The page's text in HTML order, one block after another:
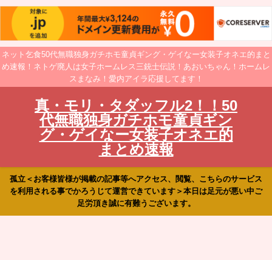
ネット乞食50代無職独身ガチホモ童貞ギング・ゲイなー女装子オネエ的まと
め速報！ネトゲ廃人は女子ホームレス三銃士伝説！あおいちゃん！ホームレ
スまなみ！愛内アイラ応援してます！
真・モリ・タダッフル2！！50
代無職独身ガチホモ童貞ギン
グ・ゲイなー女装子オネエ的
まとめ速報
孤立＜お客様皆様が掲載の記事等へアクセス、閲覧、こちらのサービス
を利用される事でかろうじて運営できています＞本日は足元が悪い中ご
足労頂き誠に有難うございます。